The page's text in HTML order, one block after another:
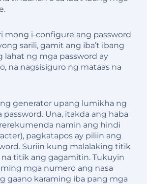
mong i-configure ang password
sarili, gamit ang iba’t ibang
lahat ng mga password ay
na nagsisiguro ng mataas na
generator upang lumikha ng
password. Una, itakda ang haba
namin ang hindi
pagkatapos ay piliin ang
Suriin kung malalaking titik
titik ang gagamitin. Tukuyin
mga numero ang nasa
gaano karaming iba pang mga